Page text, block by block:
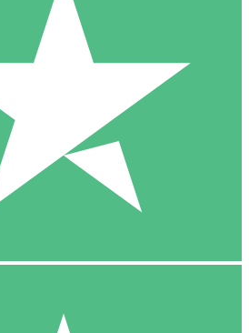
Créditos Individuales
créditos de descarga. Sin compromiso
10 00
10 Descargas